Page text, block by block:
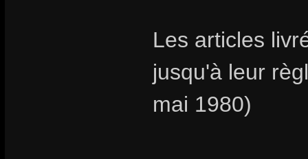
Les articles
jusqu'à leur
mai 1980)